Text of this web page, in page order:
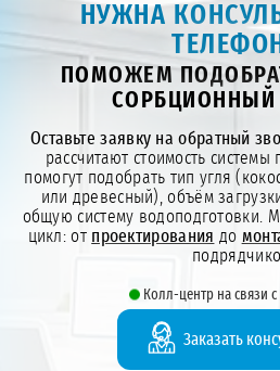
НУЖНА
ПОМОЖЕМ
СОРБЦИОННЫЙ
Оставьте заявку на обратный
рассчитают стоимость
помогут подобрать тип угля
или древесный), объём
общую систему водоподготовки.
цикл: от проектирования до
Колл-центр на связи
Заказать